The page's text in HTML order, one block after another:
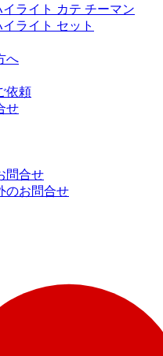
ライト カテ チーマン
ライト セット
へ
依頼
せ
問合せ
のお問合せ